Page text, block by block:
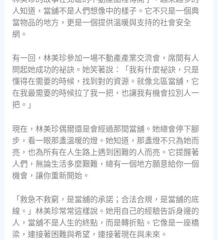
人知道，當舖不是人們想像中的樣子。它不只是一個典
當物品的地方，更是一個提供溫暖與支持的社會安全
網。
有一回，林美珍參加一場不動產產業交流會，席間有人
問起她成功的祕訣。她笑著說：「我有什麼祕訣，只是
懂得在需要的時候，找到對的資源。就像北區當舖，它
在我最需要的時候拉了我一把，也讓我有機會拉別人一
把。」
現在，林美珍偶爾還是會經過那間當舖。她總會停下腳
步，看一眼那盞溫暖的燈。她知道，那盞燈不只為她而
亮，也為所有在人生路上遇到困難的人而亮。它提醒著
人們，無論生活多麼艱難，總有一個地方願意給你一個
機會，讓你重新開始。
「救急不救窮，是當舖的承諾；合法合規，是當舖的底
線。」林美珍常常這樣說。她用自己的經驗告訴身邊的
人，當舖不是人生的終點，而是轉折點。它像是一座橋
梁，連接著困難與希望，連接著現在與未來。